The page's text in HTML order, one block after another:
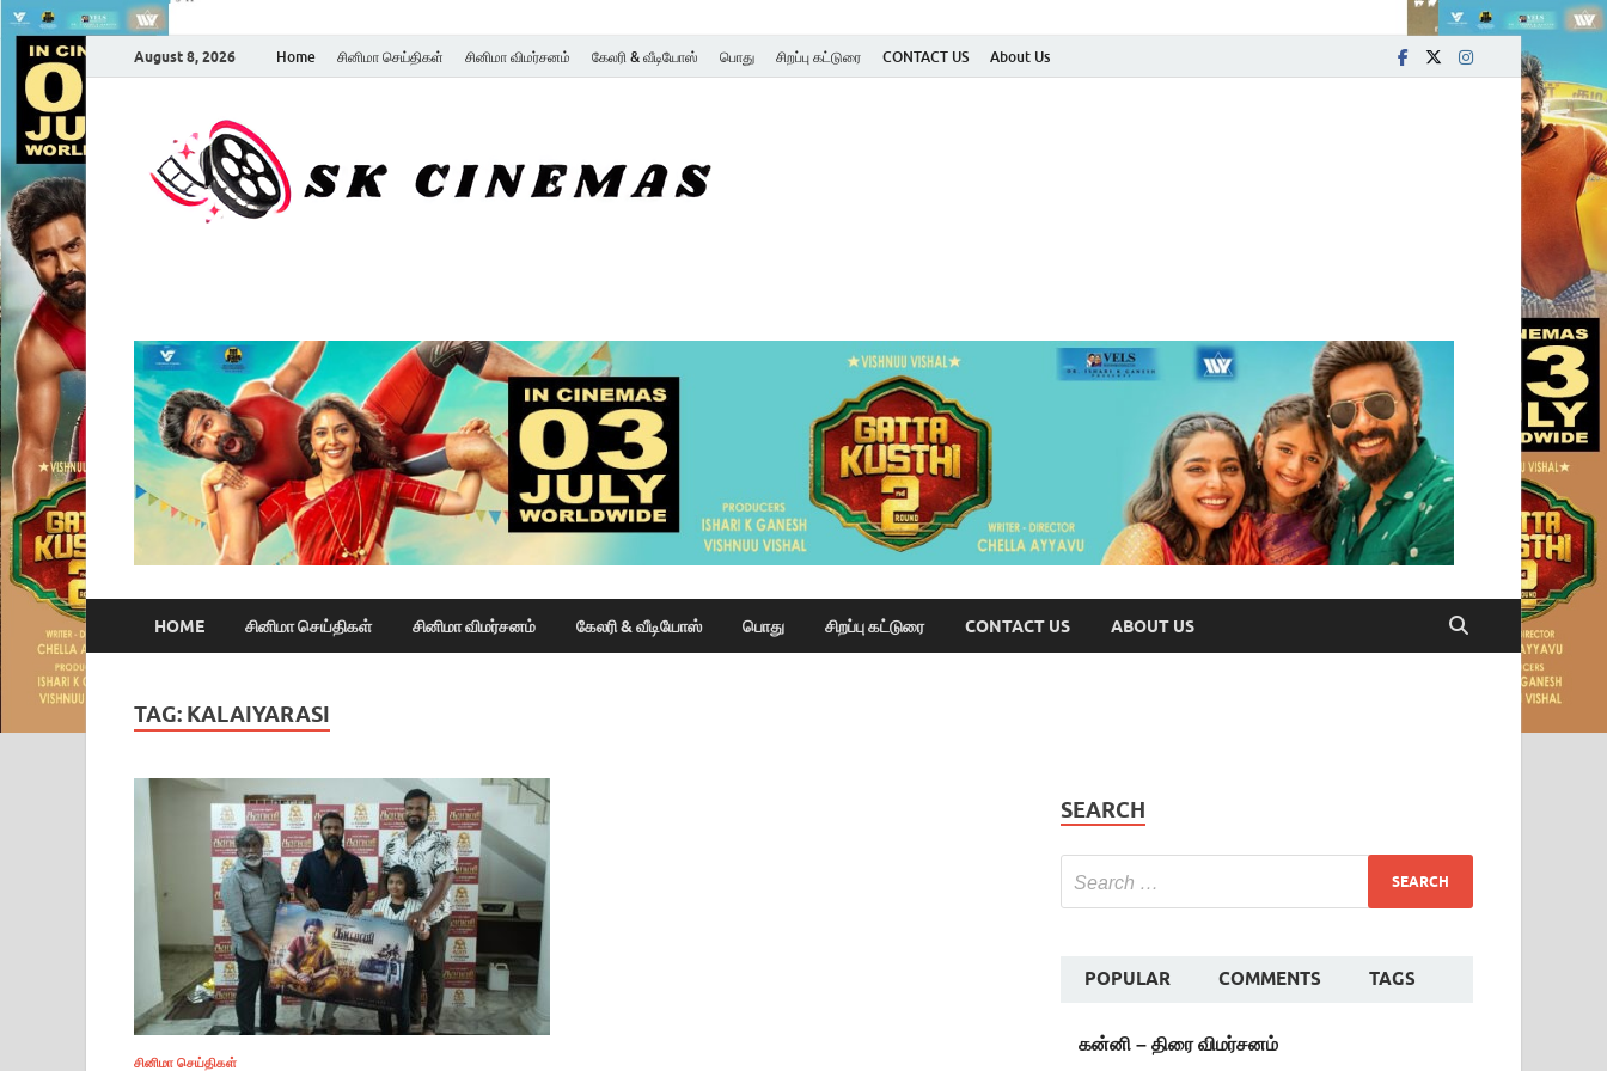
August 8, 2026 Home சினிமா செய்திகள் சினிமா விமர்சனம் கேலரி & வீடியோஸ் பொது சிறப்பு கட்டுரை CONTACT US About Us
HOME சினிமா செய்திகள் சினிமா விமர்சனம் கேலரி & வீடியோஸ் பொது சிறப்பு கட்டுரை CONTACT US ABOUT US
TAG: KALAIYARASI
சினிமா செய்திகள்
SEARCH
POPULAR COMMENTS TAGS
கன்னி – திரை விமர்சனம்